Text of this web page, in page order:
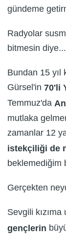
gündeme
Radyolar
bitmesin diye...
Bundan 15 yıl
Gürsel'in 70'li
Temmuz'da
mutlaka
zamanlar 12
istekçiliği de
beklemediğim
Gerçekten
Sevgili
gençlerin